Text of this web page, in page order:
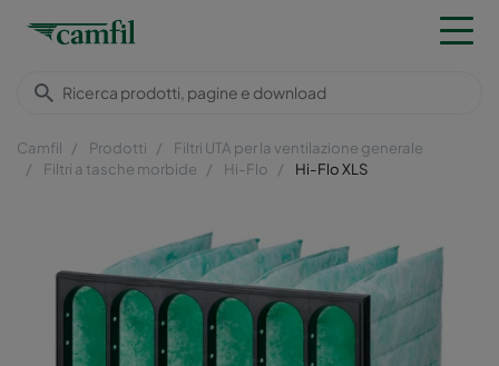
Camfil Prodotti
Filtri UTA per la ventilazione generale
Filtri a tasche morbide
Hi-Flo Hi-Flo XLS